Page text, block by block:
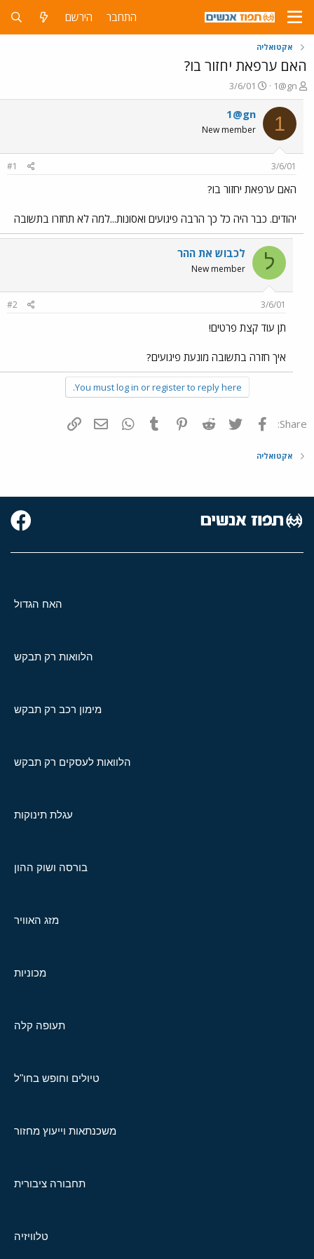
התחבר הירשם
אקטואליה
האם ערפאת יחזור בו?
פ
ו
ת
ח
ה
ש
א
1@gn
פ
ו
ר
ם
ר
3/6/01
1
1@gn
New member
3/6/01
#1
האם ערפאת יחזור בו?
יהודים. כבר היה כל כך הרבה פיגועים ואסונות...למה לא תחזרו בתשובה
ל לכבוש את ההר
New member
3/6/01
#2
תן עוד קצת פרטים!
איך חזרה בתשובה מונעת פיגועים?
You must log in or register to reply here.
Share: פייסבוק Twitter
Reddit
Pinterest
Tumblr
WhatsAppדואר אלקטרוני
אקטואליה
האח הגדול
הלוואות רק תבקש
מימון רכב רק תבקש
הלוואות לעסקים רק תבקש
עגלת תינוקות
בורסה ושוק ההון
מזג האוויר
מכוניות
תעופה קלה
טיולים וחופש בחו"ל
משכנתאות וייעוץ מחזור
תחבורה ציבורית
טלוויזיה